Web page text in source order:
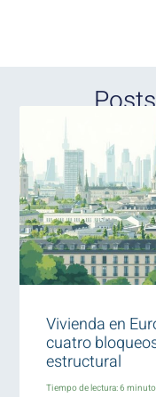
Vivienda en
cuatro
estructural
Tiempo de lectura:6